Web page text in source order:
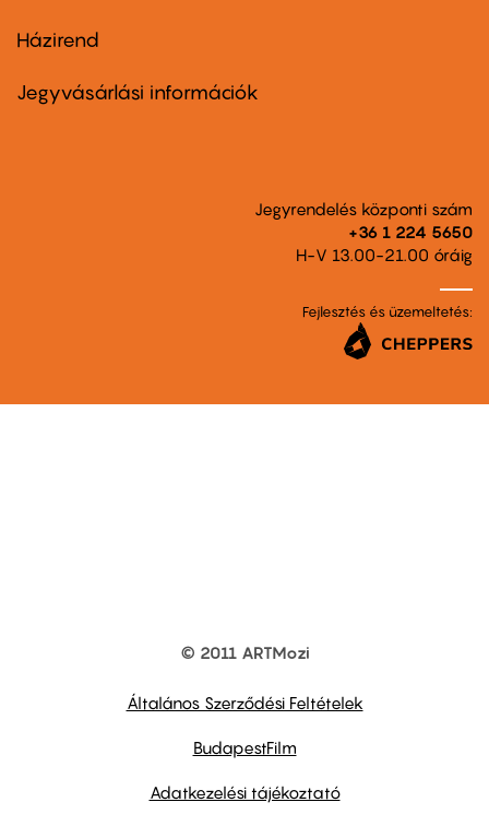
Footer
second
Házirend
Jegyvásárlási információk
Jegyrendelés központi szám
+36 1 224 5650
H-V 13.00-21.00 óráig
Fejlesztés és üzemeltetés:
© 2011 ARTMozi
Általános Szerződési Feltételek
BudapestFilm
Adatkezelési tájékoztató